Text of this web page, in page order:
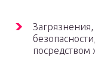
посредством